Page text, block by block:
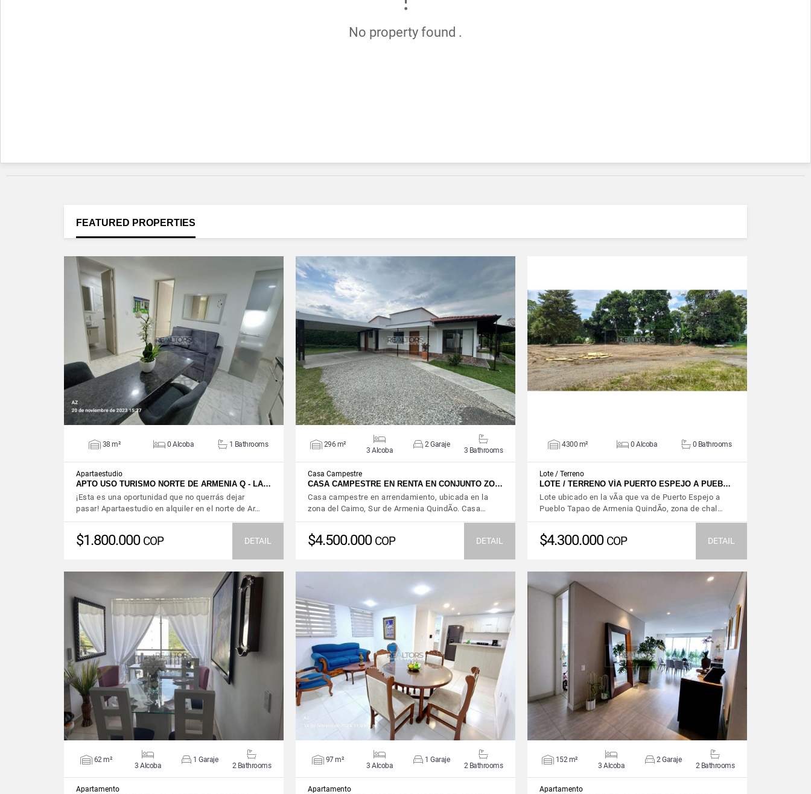
No property found .
FEATURED PROPERTIES
VIEW DETAILS
38 m² 0 Alcoba 1 Bathrooms
Apartaestudio
APTO USO TURISMO NORTE DE ARMENIA Q - LA…
¡Esta es una oportunidad que no querrás dejar
pasar! Apartaestudio en alquiler en el norte de Ar…
$1.800.000 COP DETAIL
VIEW DETAILS
296 m²
3 Alcoba
2 Garaje
3 Bathrooms
Casa Campestre
CASA CAMPESTRE EN RENTA EN CONJUNTO ZO…
Casa campestre en arrendamiento, ubicada en la
zona del Caimo, Sur de Armenia QuindÃ­o. Casa…
$4.500.000 COP DETAIL
VIEW DETAILS
4300 m² 0 Alcoba 0 Bathrooms
Lote / Terreno
LOTE / TERRENO VÍA PUERTO ESPEJO A PUEB…
Lote ubicado en la vÃ­a que va de Puerto Espejo a
Pueblo Tapao de Armenia QuindÃ­o, zona de chal…
$4.300.000 COP DETAIL
VIEW DETAILS
62 m²
3 Alcoba
1 Garaje
2 Bathrooms
Apartamento
VIEW DETAILS
97 m²
3 Alcoba
1 Garaje
2 Bathrooms
Apartamento
VIEW DETAILS
152 m²
3 Alcoba
2 Garaje
2 Bathrooms
Apartamento